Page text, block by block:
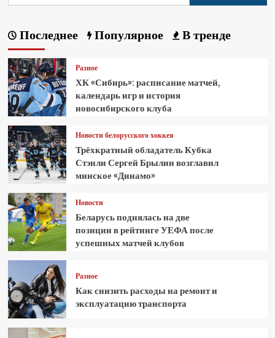
Последнее Популярное В тренде
Разное
ХК «Сибирь»: расписание матчей,
календарь игр и история
новосибирского клуба
Новости белорусского хоккея
Трёхкратный обладатель Кубка
Стэнли Сергей Брылин возглавил
минское «Динамо»
Новости
Беларусь поднялась на две
позиции в рейтинге УЕФА после
успешных матчей клубов
Разное
Как снизить расходы на ремонт и
эксплуатацию транспорта